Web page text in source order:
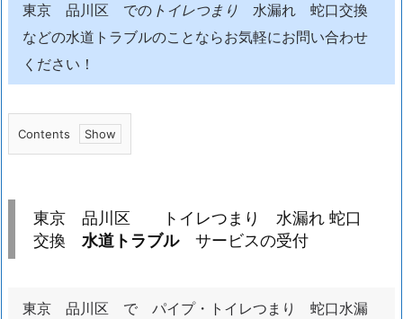
東京 品川区 での トイレつまり 水漏れ 蛇口交換
などの水道トラブルのことならお気軽にお問い合わせ
ください！
Contents
1.
品
川
東京 品川区 トイレつまり 水漏れ 蛇口
交換 水道トラブルサービスの受付
東京 品川区 で パイプ・トイレつまり 蛇口水漏